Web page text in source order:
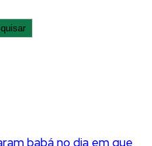
babá no dia em que